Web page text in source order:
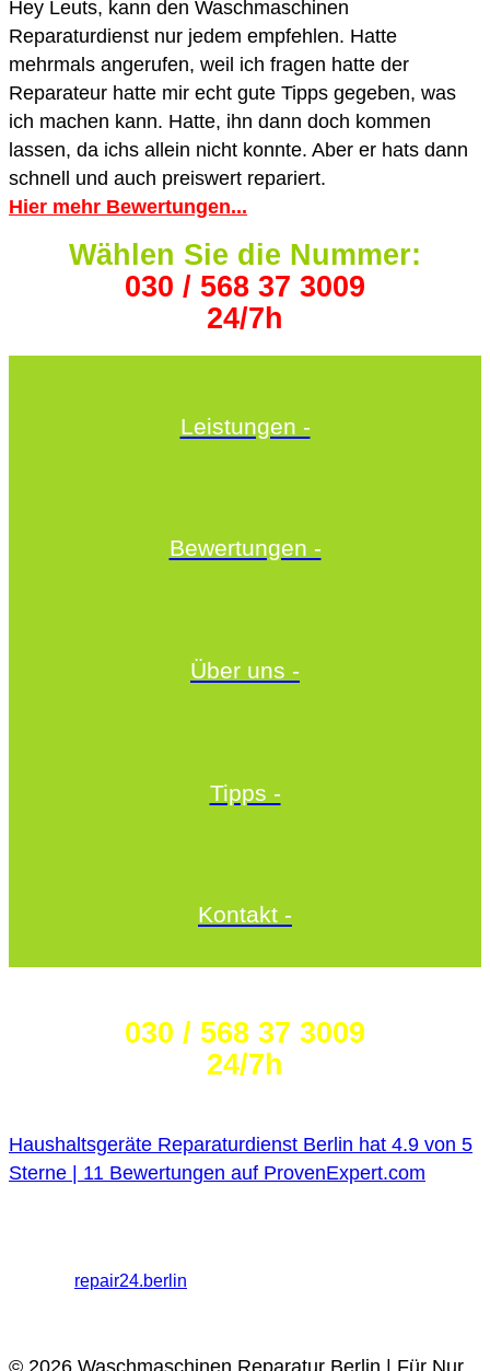
Hey Leuts, kann den Waschmaschinen
Reparaturdienst nur jedem empfehlen. Hatte
mehrmals angerufen, weil ich fragen hatte der
Reparateur hatte mir echt gute Tipps gegeben, was
ich machen kann. Hatte, ihn dann doch kommen
lassen, da ichs allein nicht konnte. Aber er hats dann
schnell und auch preiswert repariert.
Hier mehr Bewertungen...
Wählen Sie die Nummer:
030 / 568 37 3009
24/7h
Leistungen -
Bewertungen -
Über uns -
Tipps -
Kontakt -
030 / 568 37 3009
24/7h
Haushaltsgeräte Reparaturdienst Berlin hat 4.9 von 5
Sterne | 11 Bewertungen auf ProvenExpert.com
repair24.berlin
© 2026 Waschmaschinen Reparatur Berlin | Für Nur